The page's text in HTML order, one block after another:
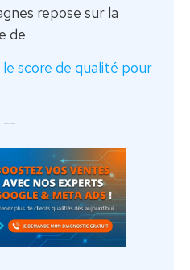
repose sur la
de
score de qualité pour
--